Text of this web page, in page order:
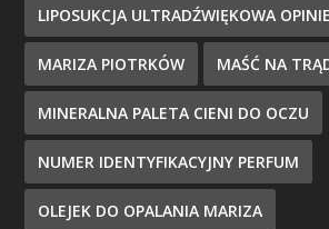
LIPOSUKCJA ULTRADŹWIĘKOWA OPINIE
MARIZA PIOTRKÓW MAŚĆ NA
MINERALNA PALETA CIENI DO OCZU
NUMER IDENTYFIKACYJNY PERFUM
OLEJEK DO OPALANIA MARIZA